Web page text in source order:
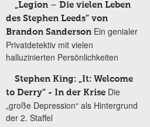
„Legion – Die vielen Leben
des Stephen Leeds“ von
Brandon Sanderson Ein genialer
Privatdetektiv mit vielen
halluzinierten Persönlichkeiten
Stephen King: „It: Welcome
to Derry“ - In der Krise Die
„große Depression“ als Hintergrund
der 2. Staffel